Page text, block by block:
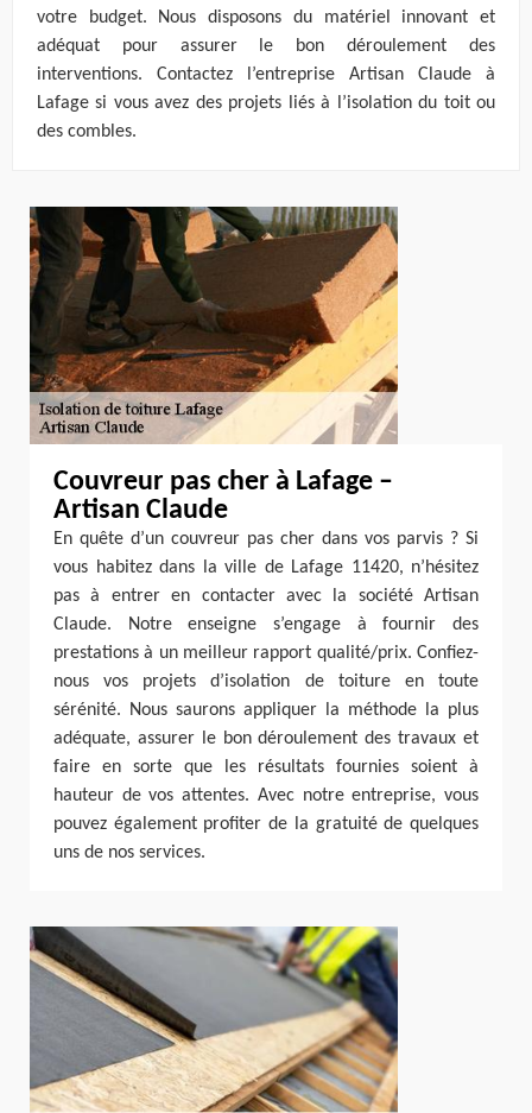
votre budget. Nous disposons du matériel innovant et
adéquat pour assurer le bon déroulement des
interventions. Contactez l’entreprise Artisan Claude à
Lafage si vous avez des projets liés à l’isolation du toit ou
des combles.
Couvreur pas cher à Lafage –
Artisan Claude
En quête d’un couvreur pas cher dans vos parvis ? Si
vous habitez dans la ville de Lafage 11420, n’hésitez
pas à entrer en contacter avec la société Artisan
Claude. Notre enseigne s’engage à fournir des
prestations à un meilleur rapport qualité/prix. Confiez-
nous vos projets d’isolation de toiture en toute
sérénité. Nous saurons appliquer la méthode la plus
adéquate, assurer le bon déroulement des travaux et
faire en sorte que les résultats fournies soient à
hauteur de vos attentes. Avec notre entreprise, vous
pouvez également profiter de la gratuité de quelques
uns de nos services.